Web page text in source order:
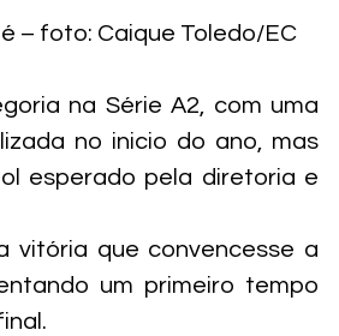
– foto: Caique Toledo/EC
na Série A2, com uma
no inicio do ano, mas
esperado pela diretoria e
vitória que convencesse a
um primeiro tempo